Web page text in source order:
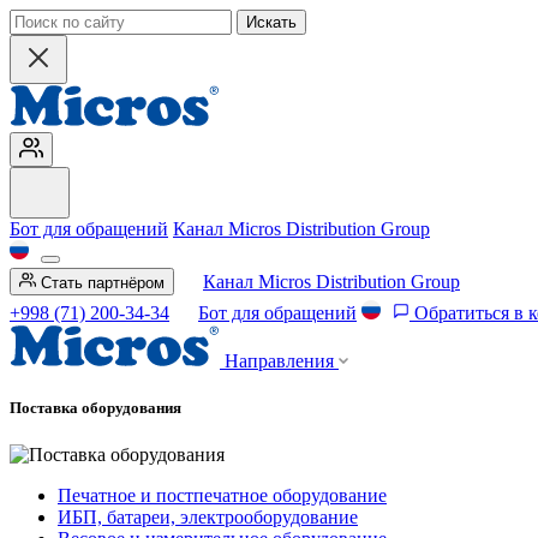
Искать
Бот для обращений Канал Micros Distribution Group
Стать партнёром
Канал Micros Distribution Group
+998 (71) 200-34-34
Бот для обращений Обратиться в
Направления
Поставка оборудования
Печатное и постпечатное оборудование
ИБП, батареи, электрооборудование